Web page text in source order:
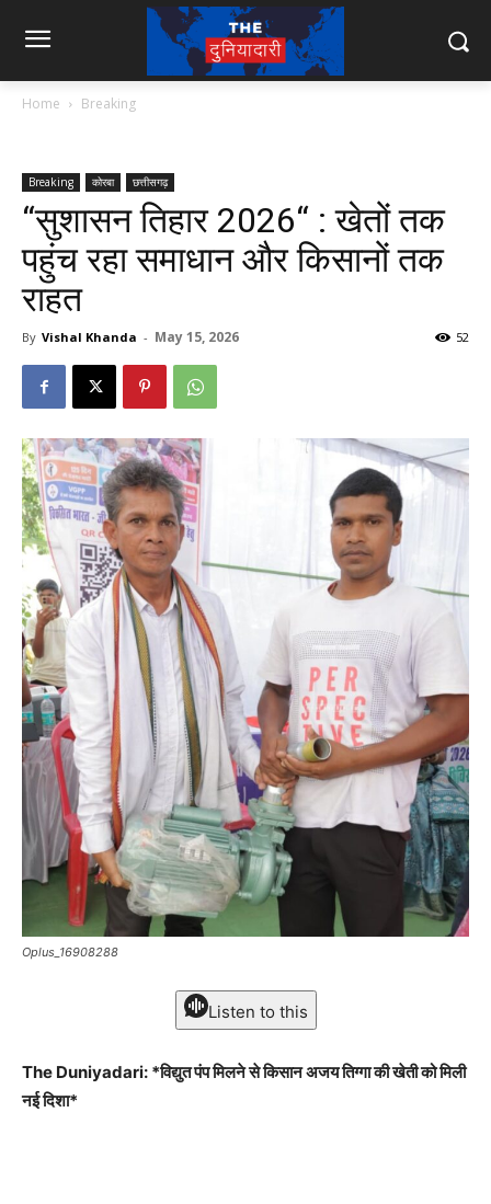
Home Breaking
Breaking कोरबा छत्तीसगढ़
‘‘सुशासन तिहार 2026‘‘ : खेतों तक
पहुंच रहा समाधान और किसानों तक
राहत
By Vishal Khanda - May 15, 2026 52
Oplus_16908288
Listen to this
The Duniyadari: *विद्युत पंप मिलने से किसान अजय तिग्गा की खेती को मिली
नई दिशा*